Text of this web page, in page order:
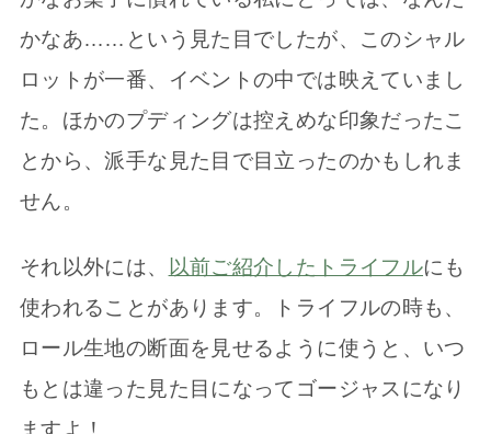
かなあ……という見た目でしたが、このシャル
ロットが一番、イベントの中では映えていまし
た。ほかのプディングは控えめな印象だったこ
とから、派手な見た目で目立ったのかもしれま
せん。
それ以外には、 以前ご紹介したトライフルにも
使われることがあります。トライフルの時も、
ロール生地の断面を見せるように使うと、いつ
もとは違った見た目になってゴージャスになり
ますよ！